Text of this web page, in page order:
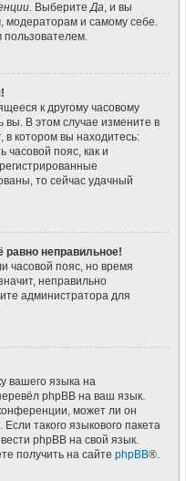
. ВыберитеДа, и вы
модераторам и самому себе.
пользователем.
к другому часовому
вы. В этом случае измените в
в котором вы находитесь:
часовой пояс, как и
то сейчас удачный
равно неправильное!
часовой пояс, но время
неправильно
администратора для
вашего языка на
phpBB на ваш язык.
может ли он
такого языкового пакета
phpBB на свой язык.
получить на сайте phpBB®.